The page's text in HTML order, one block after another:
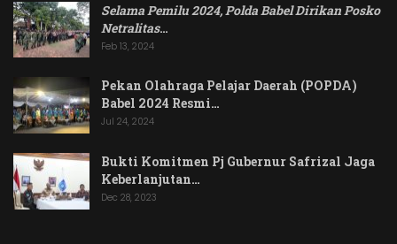
Selama Pemilu 2024, Polda Babel Dirikan Posko
Netralitas…
Feb 13, 2024
Pekan Olahraga Pelajar Daerah (POPDA)
Babel 2024 Resmi…
Jul 24, 2024
Bukti Komitmen Pj Gubernur Safrizal Jaga
Keberlanjutan…
Dec 28, 2023